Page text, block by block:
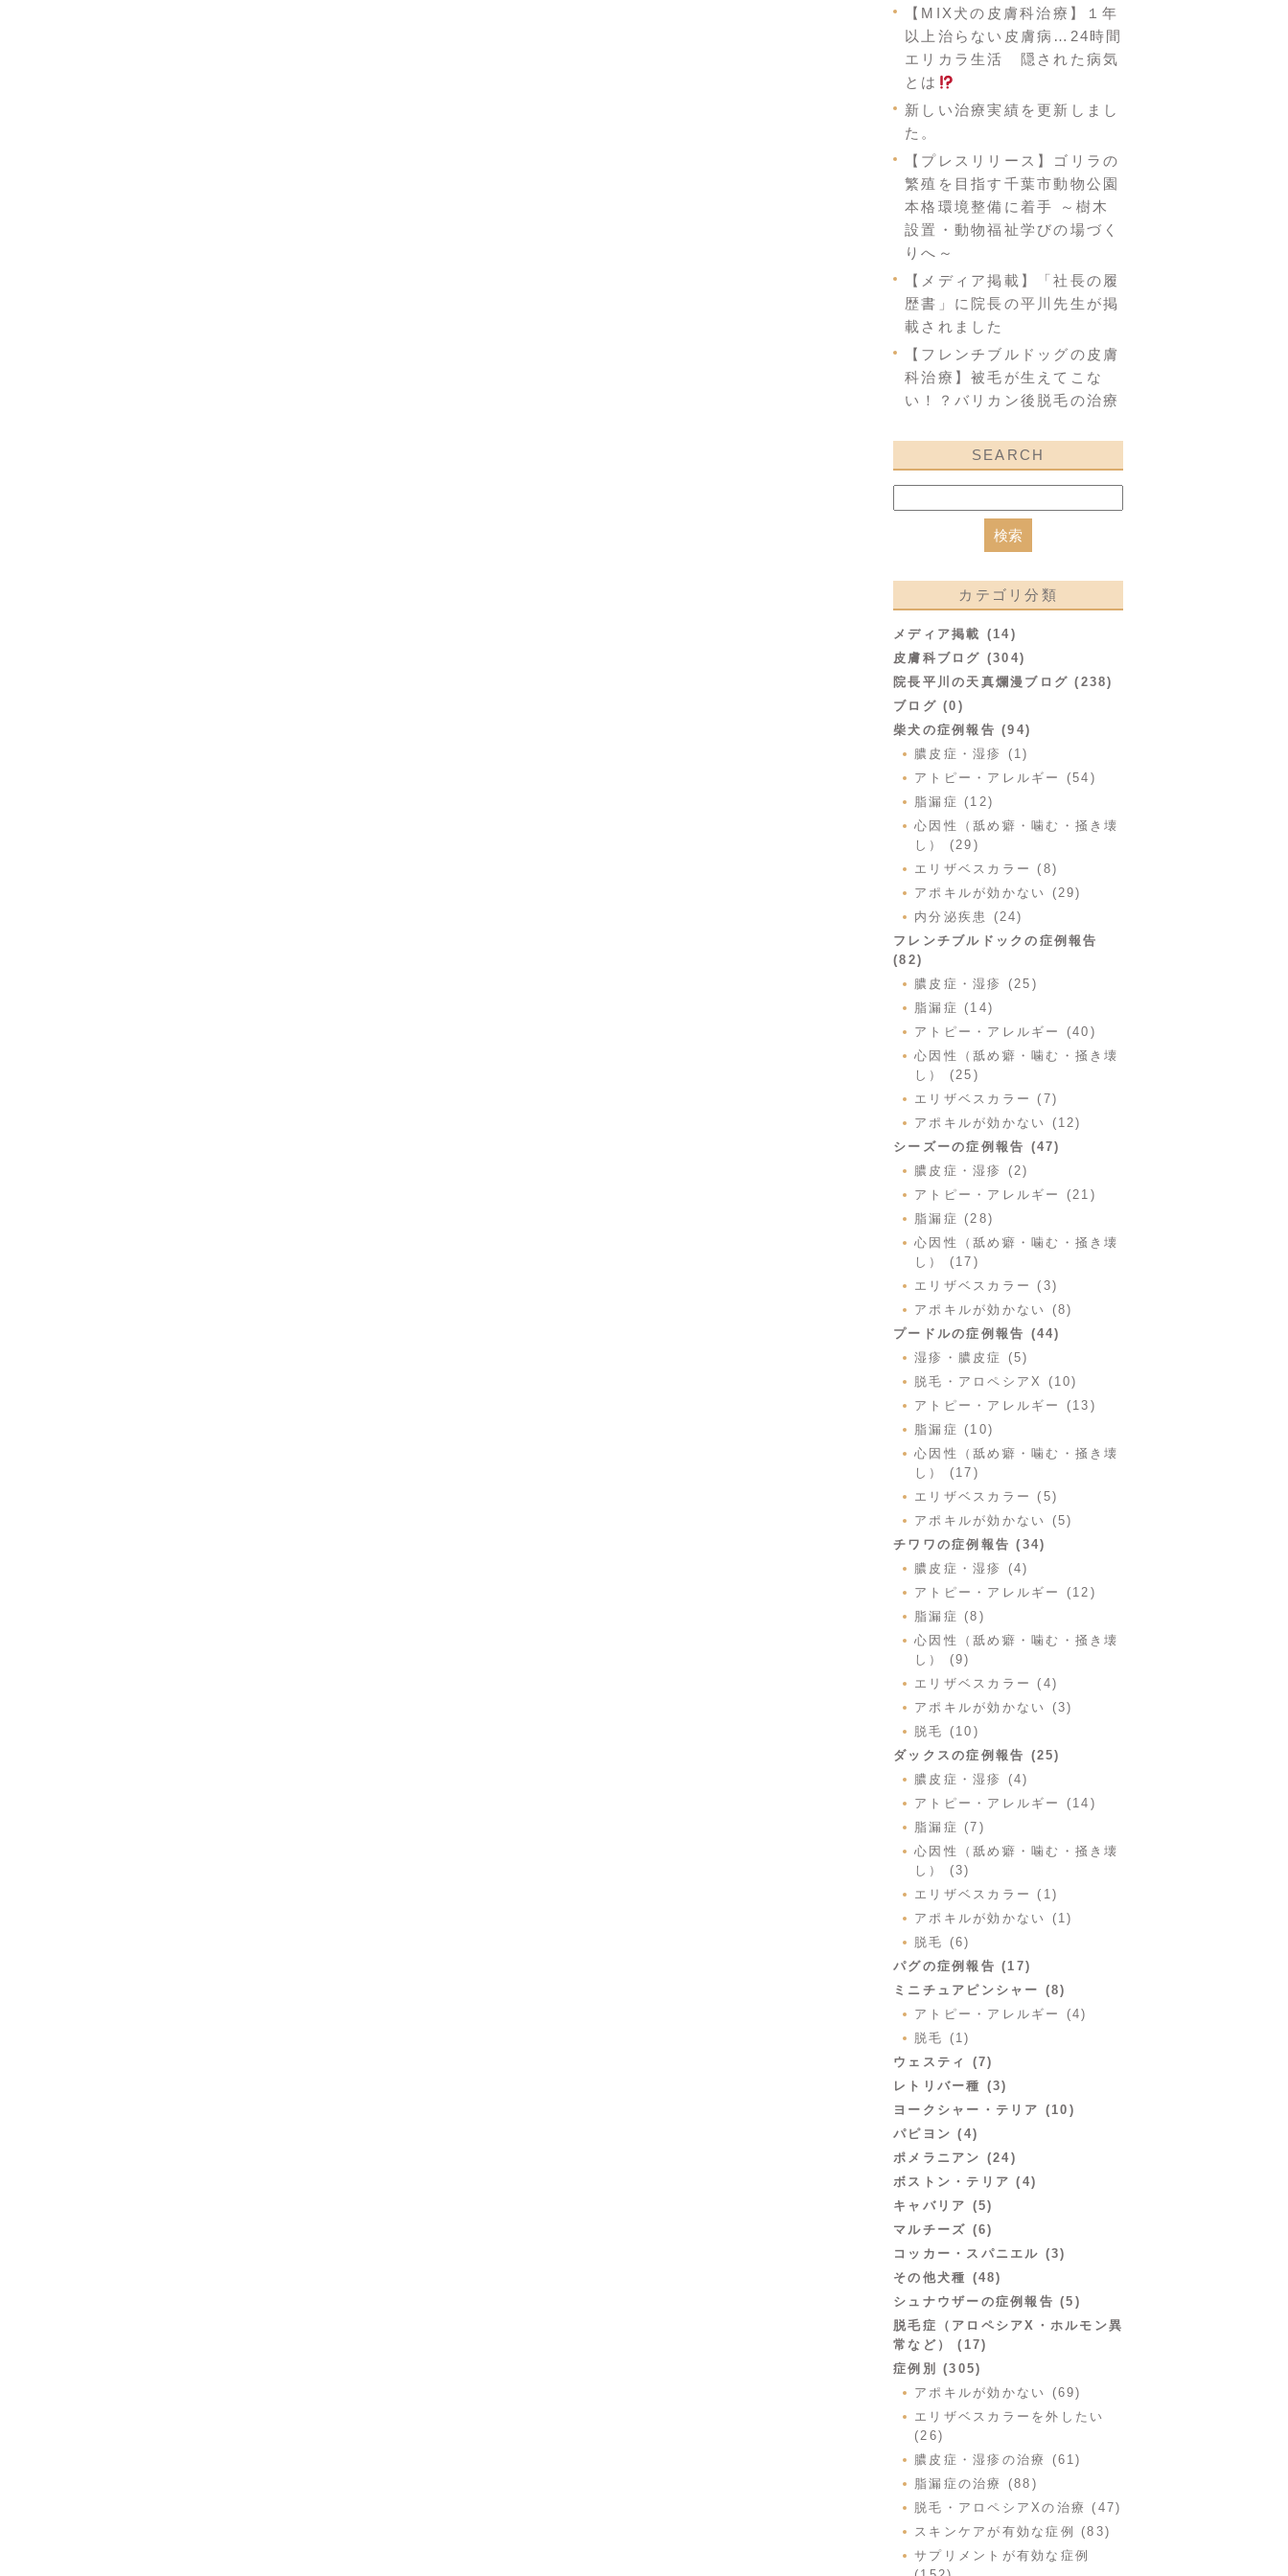
【MIX犬の皮膚科治療】１年
以上治らない皮膚病…24時間
エリカラ生活 隠された病気
とは
新しい治療実績を更新しまし
た。
【プレスリリース】ゴリラの
繁殖を目指す千葉市動物公園
本格環境整備に着手 ～樹木
設置・動物福祉学びの場づく
りへ～
【メディア掲載】「社長の履
歴書」に院長の平川先生が掲
載されました
【フレンチブルドッグの皮膚
科治療】被毛が生えてこな
い！？バリカン後脱毛の治療
SEARCH
カテゴリ分類
メディア掲載 (14)
皮膚科ブログ (304)
院長平川の天真爛漫ブログ (238)
ブログ (0)
柴犬の症例報告 (94)
膿皮症・湿疹 (1)
アトピー・アレルギー (54)
脂漏症 (12)
心因性（舐め癖・噛む・掻き壊
し） (29)
エリザベスカラー (8)
アポキルが効かない (29)
内分泌疾患 (24)
フレンチブルドックの症例報告
(82)
膿皮症・湿疹 (25)
脂漏症 (14)
アトピー・アレルギー (40)
心因性（舐め癖・噛む・掻き壊
し） (25)
エリザベスカラー (7)
アポキルが効かない (12)
シーズーの症例報告 (47)
膿皮症・湿疹 (2)
アトピー・アレルギー (21)
脂漏症 (28)
心因性（舐め癖・噛む・掻き壊
し） (17)
エリザベスカラー (3)
アポキルが効かない (8)
プードルの症例報告 (44)
湿疹・膿皮症 (5)
脱毛・アロペシアX (10)
アトピー・アレルギー (13)
脂漏症 (10)
心因性（舐め癖・噛む・掻き壊
し） (17)
エリザベスカラー (5)
アポキルが効かない (5)
チワワの症例報告 (34)
膿皮症・湿疹 (4)
アトピー・アレルギー (12)
脂漏症 (8)
心因性（舐め癖・噛む・掻き壊
し） (9)
エリザベスカラー (4)
アポキルが効かない (3)
脱毛 (10)
ダックスの症例報告 (25)
膿皮症・湿疹 (4)
アトピー・アレルギー (14)
脂漏症 (7)
心因性（舐め癖・噛む・掻き壊
し） (3)
エリザベスカラー (1)
アポキルが効かない (1)
脱毛 (6)
パグの症例報告 (17)
ミニチュアピンシャー (8)
アトピー・アレルギー (4)
脱毛 (1)
ウェスティ (7)
レトリバー種 (3)
ヨークシャー・テリア (10)
パピヨン (4)
ポメラニアン (24)
ボストン・テリア (4)
キャバリア (5)
マルチーズ (6)
コッカー・スパニエル (3)
その他犬種 (48)
シュナウザーの症例報告 (5)
脱毛症（アロペシアX・ホルモン異
常など） (17)
症例別 (305)
アポキルが効かない (69)
エリザベスカラーを外したい
(26)
膿皮症・湿疹の治療 (61)
脂漏症の治療 (88)
脱毛・アロペシアXの治療 (47)
スキンケアが有効な症例 (83)
サプリメントが有効な症例